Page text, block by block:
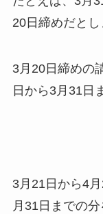
20日締めだとし
3月20日締めの
日から3月31日
3月21日から4
月31日までの